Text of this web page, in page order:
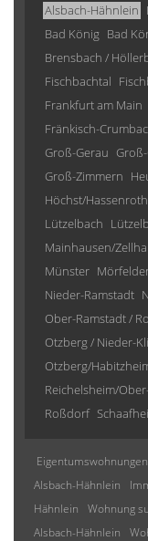
Alsbach-Hähnlein
Bad König Bad
Brensbach /
Fischbachtal
Frankfurt am Main
Fränkisch-
Groß-Gerau
Groß-Zimmern
Höchst/Hassenroth
Lützelbach
Mainhausen/
Münster
Nieder-Ramstadt
Ober-Ramstadt /
Otzberg / Nieder-
Otzberg/
Reichelsheim/
Roßdorf
Alsbach-Hähnlein
Hähnlein
Wohnung
Alsbach-Hähnlein